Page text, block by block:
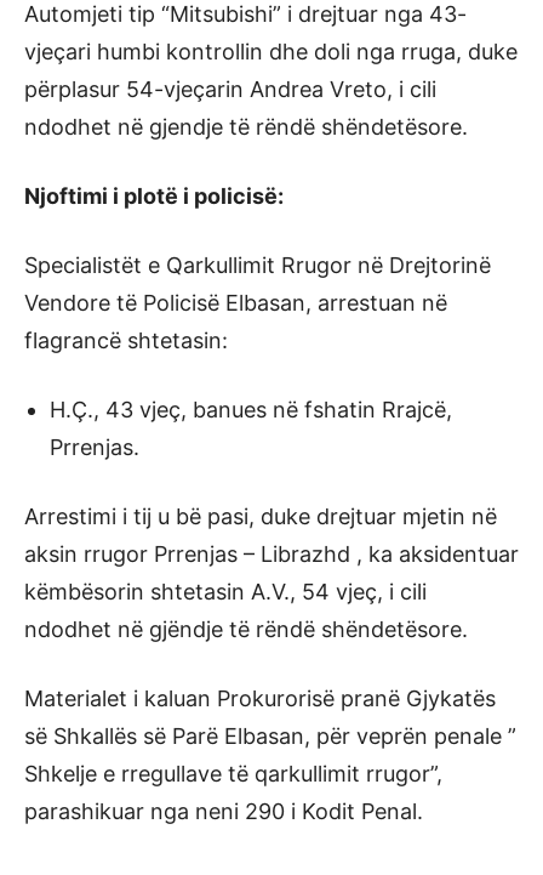
Automjeti tip “Mitsubishi” i drejtuar nga 43-
vjeçari humbi kontrollin dhe doli nga rruga, duke
përplasur 54-vjeçarin Andrea Vreto, i cili
ndodhet në gjendje të rëndë shëndetësore.
Njoftimi i plotë i policisë:
Specialistët e Qarkullimit Rrugor në Drejtorinë
Vendore të Policisë Elbasan, arrestuan në
flagrancë shtetasin:
H.Ç., 43 vjeç, banues në fshatin Rrajcë,
Prrenjas.
Arrestimi i tij u bë pasi, duke drejtuar mjetin në
aksin rrugor Prrenjas – Librazhd , ka aksidentuar
këmbësorin shtetasin A.V., 54 vjeç, i cili
ndodhet në gjëndje të rëndë shëndetësore.
Materialet i kaluan Prokurorisë pranë Gjykatës
së Shkallës së Parë Elbasan, për veprën penale ”
Shkelje e rregullave të qarkullimit rrugor”,
parashikuar nga neni 290 i Kodit Penal.